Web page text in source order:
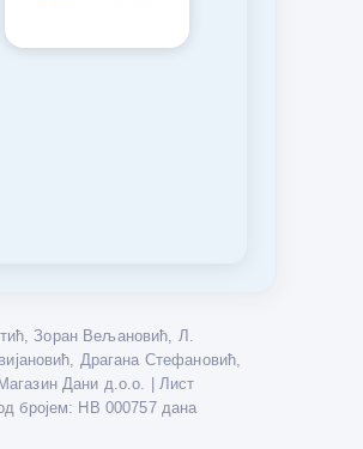
Зоран Вељановић, Л.
Драгана Стефановић,
Дани д.о.о. | Лист
бројем: НВ 000757 дана